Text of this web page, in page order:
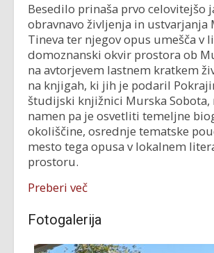
Besedilo prinaša prvo celovitejšo
obravnavo življenja in ustvarjanja
Tineva ter njegov opus umešča v
domoznanski okvir prostora ob
na avtorjevem lastnem kratkem
na knjigah, ki jih je podaril
študijski knjižnici Murska Sobota,
namen pa je osvetliti temeljne
okoliščine, osrednje tematske
mesto tega opusa v lokalnem
prostoru.
Preberi več
Fotogalerija